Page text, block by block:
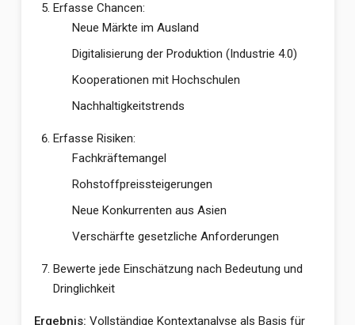
Erfasse Chancen:
Neue Märkte im Ausland
Digitalisierung der Produktion (Industrie 4.0)
Kooperationen mit Hochschulen
Nachhaltigkeitstrends
Erfasse Risiken:
Fachkräftemangel
Rohstoffpreissteigerungen
Neue Konkurrenten aus Asien
Verschärfte gesetzliche Anforderungen
Bewerte jede Einschätzung nach Bedeutung und
Dringlichkeit
Ergebnis: Vollständige Kontextanalyse als Basis für